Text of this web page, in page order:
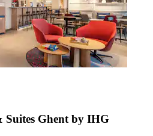
Ghent by IHG